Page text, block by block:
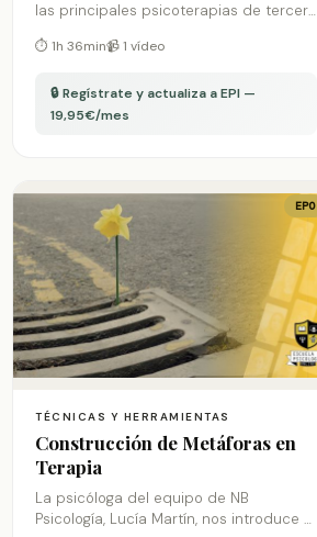
las principales psicoterapias de tercera
⏱ 1h 36min📹 1 vídeo
🔒 Regístrate y actualiza a EPI —
19,95€/mes
EPO
TÉCNICAS Y HERRAMIENTAS
Construcción de Metáforas en
Terapia
La psicóloga del equipo de NB
Psicología, Lucía Martín, nos introduce al